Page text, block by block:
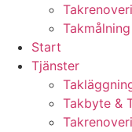
Start
Tjänster
Takbyte &